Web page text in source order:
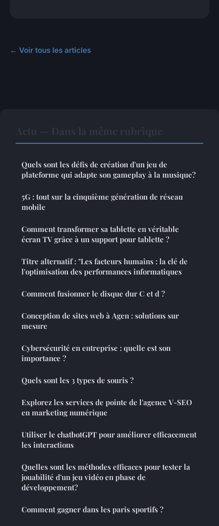
← Voir tous les articles
Quels sont les défis de création d'un jeu de
plateforme qui adapte son gameplay à la musique?
5G : tout sur la cinquième génération de réseau
mobile
Comment transformer sa tablette en véritable
écran TV grâce à un support pour tablette ?
Titre alternatif : "Les facteurs humains : la clé de
l'optimisation des performances informatiques
Comment fusionner le disque dur C et d ?
Conception de sites web à Agen : solutions sur
mesure
Cybersécurité en entreprise : quelle est son
importance ?
Quels sont les 3 types de souris ?
Explorez les services de pointe de l'agence V-SEO
en marketing numérique
Utiliser le chatbotGPT pour améliorer efficacement
les interactions
Quelles sont les méthodes efficaces pour tester la
jouabilité d'un jeu vidéo en phase de
développement?
Comment gagner dans les paris sportifs ?